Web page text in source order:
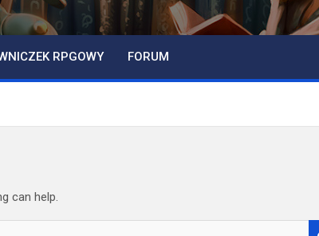
RPGOWY FORUM
can help.